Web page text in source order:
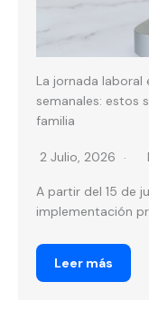
La jornada laboral
semanales: estos
familia
2 Julio, 2026
A partir del 15 de
implementación
Leer más